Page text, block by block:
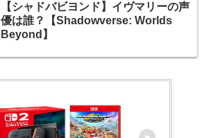
【シャドバビヨンド】イヴマリーの声
優は誰？【Shadowverse: Worlds
Beyond】